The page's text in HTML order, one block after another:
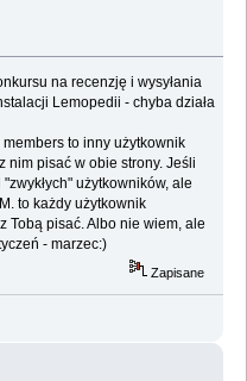
na recenzję i wysyłania
Lemopedii - chyba działa
to inny użytkownik
nim pisać w obie strony. Jeśli
użytkowników, ale
to każdy użytkownik
Tobą pisać. Albo nie wiem, ale
- marzec:)
Zapisane